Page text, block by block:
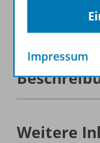
Weitere
Impressum